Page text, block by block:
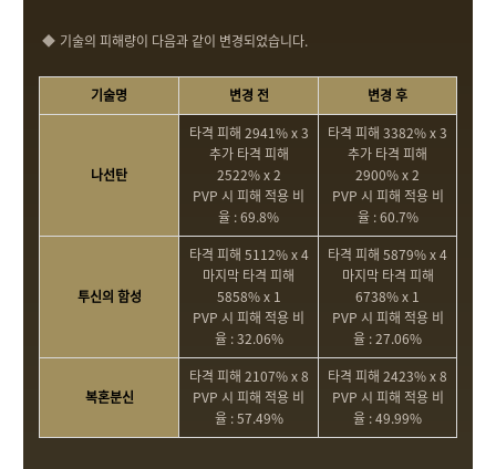
기술의 피해량이 다음과 같이 변경되었습니다.
기술명 변경 전 변경 후
나선탄
타격 피해 2941% x 3
추가 타격 피해
2522% x 2
PVP 시 피해 적용 비
율 : 69.8%
타격 피해 3382% x 3
추가 타격 피해
2900% x 2
PVP 시 피해 적용 비
율 : 60.7%
투신의 함성
타격 피해 5112% x 4
마지막 타격 피해
5858% x 1
PVP 시 피해 적용 비
율 : 32.06%
타격 피해 5879% x 4
마지막 타격 피해
6738% x 1
PVP 시 피해 적용 비
율 : 27.06%
복혼분신
타격 피해 2107% x 8
PVP 시 피해 적용 비
율 : 57.49%
타격 피해 2423% x 8
PVP 시 피해 적용 비
율 : 49.99%